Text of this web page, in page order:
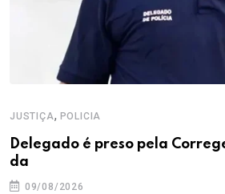
JUSTIÇA, POLICIA
Delegado é preso pela
da
09/08/2026